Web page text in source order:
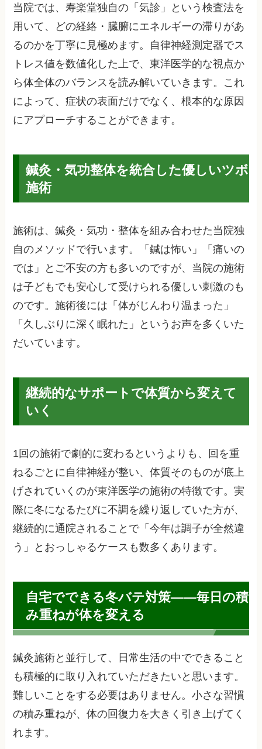
当院では、寿楽堂独自の「気診」という検査法を
用いて、どの経絡・臓腑にエネルギーの滞りがあ
るのかを丁寧に見極めます。自律神経測定器でス
トレス値を数値化した上で、東洋医学的な視点か
ら体全体のバランスを読み解いていきます。これ
によって、症状の表面だけでなく、根本的な原因
にアプローチすることができます。
鍼灸・気功整体を統合した優しいツボ
施術
施術は、鍼灸・気功・整体を組み合わせた当院独
自のメソッドで行います。「鍼は怖い」「痛いの
では」とご不安の方も多いのですが、当院の施術
は子どもでも安心して受けられる優しい刺激のも
のです。施術後には「体がじんわり温まった」
「久しぶりに深く眠れた」というお声を多くいた
だいています。
継続的なサポートで体質から変えて
いく
1回の施術で劇的に変わるというよりも、回を重
ねるごとに自律神経が整い、体質そのものが底上
げされていくのが東洋医学の施術の特徴です。実
際に冬になるたびに不調を繰り返していた方が、
継続的に通院されることで「今年は調子が全然違
う」とおっしゃるケースも数多くあります。
自宅でできる冬バテ対策——毎日の積
み重ねが体を変える
鍼灸施術と並行して、日常生活の中でできること
も積極的に取り入れていただきたいと思います。
難しいことをする必要はありません。小さな習慣
の積み重ねが、体の回復力を大きく引き上げてく
れます。